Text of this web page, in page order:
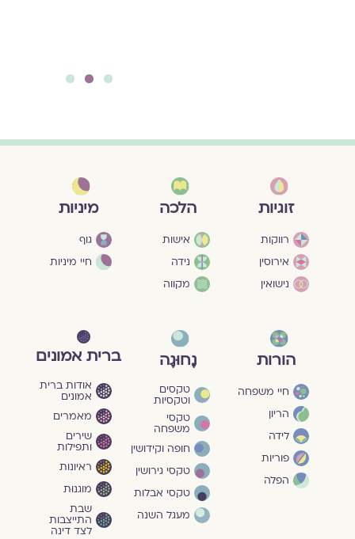
זוגיות
רווקות
אירוסין
נישואין
הלכה
אישות
נידה
מקווה
מיניות
גוף
חיי מיניות
הורות
חיי משפחה
הריון
לידה
פוריות
הפלה
נָחוּגָה
טקסים
וטקסיות
טקסי
משפחה
חופה וקידושין
טקסי גירושין
טקסי אבלות
מעגל השנה
ברית אמונים
אודות ברית
אמונים
מאמרים
שירים
ותפילות
ראיונות
מוגנוּת
שבת
התייצבות
לצד דינה